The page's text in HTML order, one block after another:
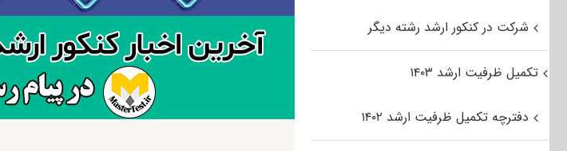
شرکت در کنکور ارشد رشته دیگر
تکمیل ظرفیت ارشد ۱۴۰۳
دفترچه تکمیل ظرفیت ارشد ۱۴۰۲